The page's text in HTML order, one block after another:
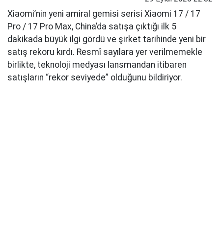
Xiaomi’nin yeni amiral gemisi serisi Xiaomi 17 / 17
Pro / 17 Pro Max, China’da satışa çıktığı ilk 5
dakikada büyük ilgi gördü ve şirket tarihinde yeni bir
satış rekoru kırdı. Resmî sayılara yer verilmemekle
birlikte, teknoloji medyası lansmandan itibaren
satışların “rekor seviyede” olduğunu bildiriyor.